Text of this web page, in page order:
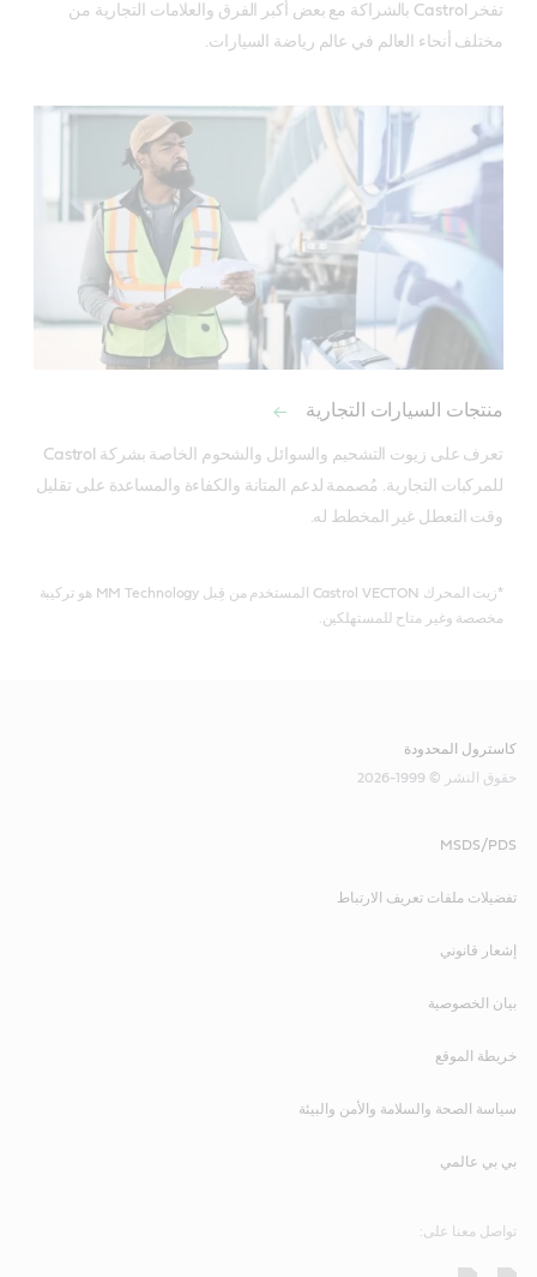
مختلف أنحاء العالم في عالم رياضة السيارات.
منتجات السيارات التجارية
وقت التعطل غير المخطط له.
*زيت المحرك Castrol VECTON المستخدم من قِبل MM Technology هو تركيبة
مخصصة وغير متاح للمستهلكين.
كاسترول المحدودة
حقوق النشر © 1999-2026
MSDS/PDS
تفضيلات ملفات تعريف الارتباط
إشعار قانوني
بيان الخصوصية
خريطة الموقع
سياسة الصحة والسلامة والأمن والبيئة
بي بي عالمي
تواصل معنا على: